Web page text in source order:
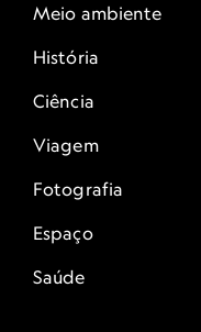
Meio ambiente
História
Ciência
Viagem
Fotografia
Espaço
Saúde